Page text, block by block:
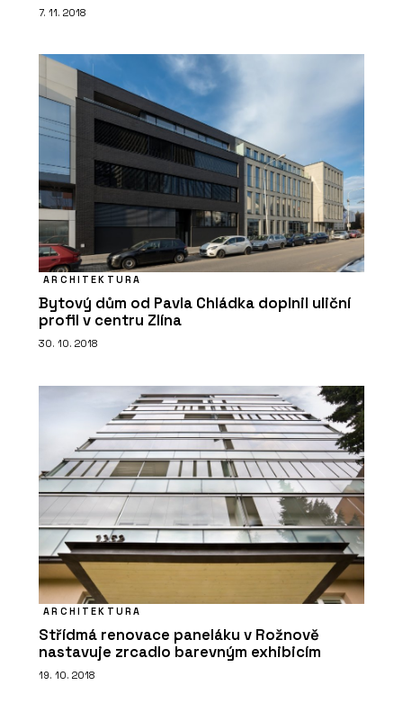
7. 11. 2018
ARCHITEKTURA
Bytový dům od Pavla Chládka doplnil uliční
profil v centru Zlína
30. 10. 2018
ARCHITEKTURA
Střídmá renovace paneláku v Rožnově
nastavuje zrcadlo barevným exhibicím
19. 10. 2018